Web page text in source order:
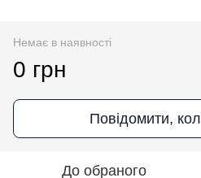
Немає в наявності
0 грн
Повідомити,
До обраного